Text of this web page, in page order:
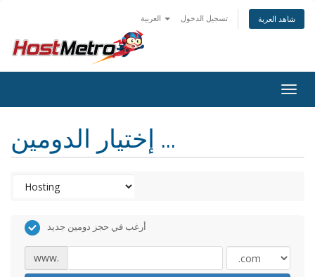
تسجيل الدخول شاهد العربة
إختيار الدومين ...
أرغب في حجز دومين جديد
www.